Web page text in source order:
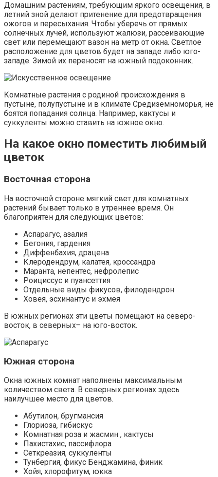
Домашним растениям, требующим яркого освещения, в
летний зной делают притенение для предотвращения
ожогов и пересыхания. Чтобы уберечь от прямых
солнечных лучей, используют жалюзи, рассеивающие
свет или перемещают вазон на метр от окна. Светлое
расположение для цветов будет на западе либо юго-
западе. Зимой их переносят на южный подоконник.
Комнатные растения с родиной происхождения в
пустыне, полупустыне и в климате Средиземноморья, не
боятся попадания солнца. Например, кактусы и
суккуленты можно ставить на южное окно.
На какое окно поместить любимый
цветок
Восточная сторона
На восточной стороне мягкий свет для комнатных
растений бывает только в утреннее время. Он
благоприятен для следующих цветов:
Аспарагус, азалия
Бегония, гардения
Диффенбахия, драцена
Клеродендрум, калатея, кроссандра
Маранта, непентес, нефролепис
Роициссус и пуансеттия
Отдельные виды фикусов, филодендрон
Ховея, эсхинантус и эхмея
В южных регионах эти цветы помещают на северо-
восток, в северных– на юго-восток.
Южная сторона
Окна южных комнат наполнены максимальным
количеством света. В северных регионах здесь
наилучшее место для цветов.
Абутилон, бругмансия
Глориоза, гибискус
Комнатная роза и жасмин , кактусы
Пахистахис, пассифлора
Сеткреазия, суккуленты
Тунбергия, фикус Бенджамина, финик
Хойя, хлорофитум, юкка